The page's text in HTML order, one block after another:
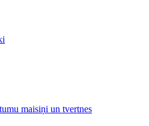
maisiņi un tvertnes